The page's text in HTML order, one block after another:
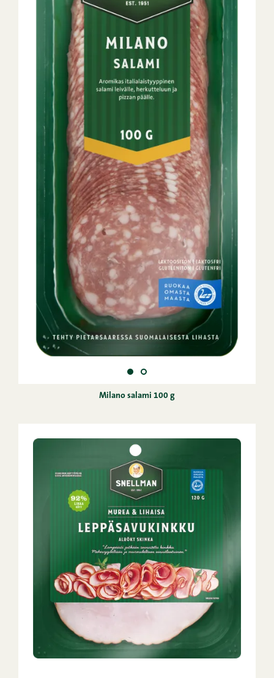
Milano salami 100 g